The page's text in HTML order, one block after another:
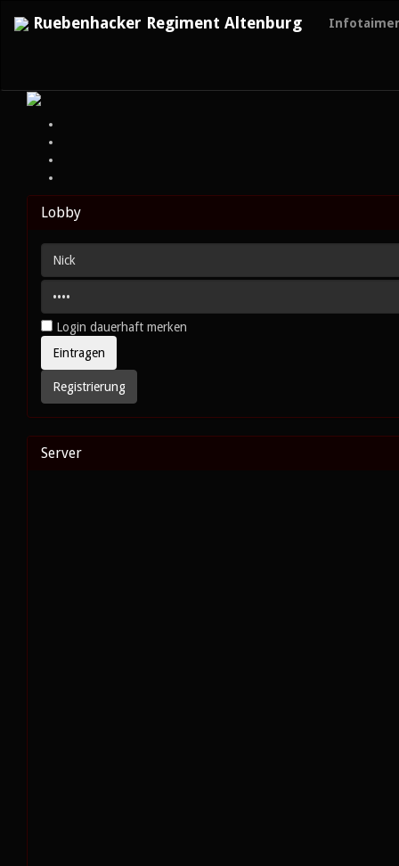
Ruebenhacker Regiment Altenburg
Lobby
Login dauerhaft merken
Registrierung
Server